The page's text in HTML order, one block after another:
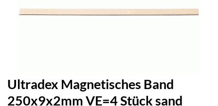
Ultradex Magnetisches Band
250x9x2mm VE=4 Stück sand